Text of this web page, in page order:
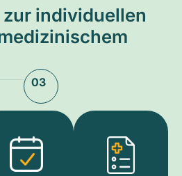
individuellen
03